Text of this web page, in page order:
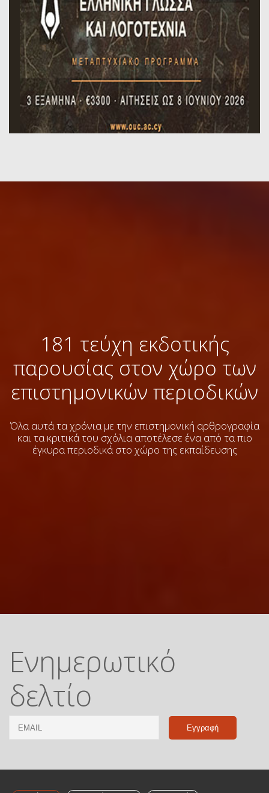
181 τεύχη εκδοτικής
παρουσίας στον χώρο των
επιστημονικών περιοδικών
Όλα αυτά τα χρόνια με την επιστημονική αρθρογραφία
και τα κριτικά του σχόλιααποτέλεσε ένα από τα πιο
έγκυρα περιοδικά στο χώρο της εκπαίδευσης
Ενημερωτικό
δελτίο
Email